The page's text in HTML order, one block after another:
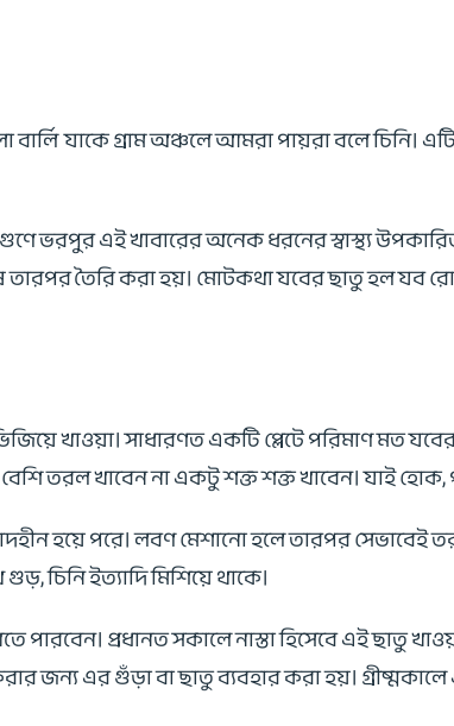
যাকে গ্রাম অঞ্চলে আমরা পায়রা বলে চিনি।
ভরপুর এই খাবারের অনেক ধরনের স্বাস্থ্য
তারপর তৈরি করা হয়। মোটকথা যবের ছাতু হল যব
খাওয়া। সাধারণত একটি প্লেটে পরিমাণ মত
তরল খাবেন না একটু শক্ত শক্ত খাবেন। যাই হোক,
হয়ে পরে। লবণ মেশানো হলে তারপর
চিনি ইত্যাদি মিশিয়ে থাকে।
প্রধানত সকালে নাস্তা হিসেবে এই ছাতু
এর গুঁড়া বা ছাতু ব্যবহার করা হয়। গ্রীষ্মকালে